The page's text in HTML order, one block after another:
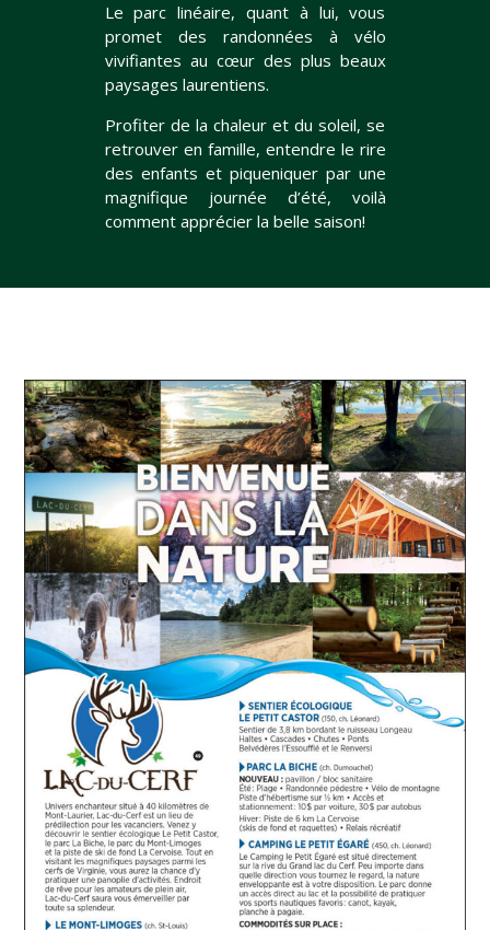
Le parc linéaire, quant à lui, vous
promet des randonnées à vélo
vivifiantes au cœur des plus beaux
paysages laurentiens.
Profiter de la chaleur et du soleil, se
retrouver en famille, entendre le rire
des enfants et piqueniquer par une
magnifique journée d’été, voilà
comment apprécier la belle saison!